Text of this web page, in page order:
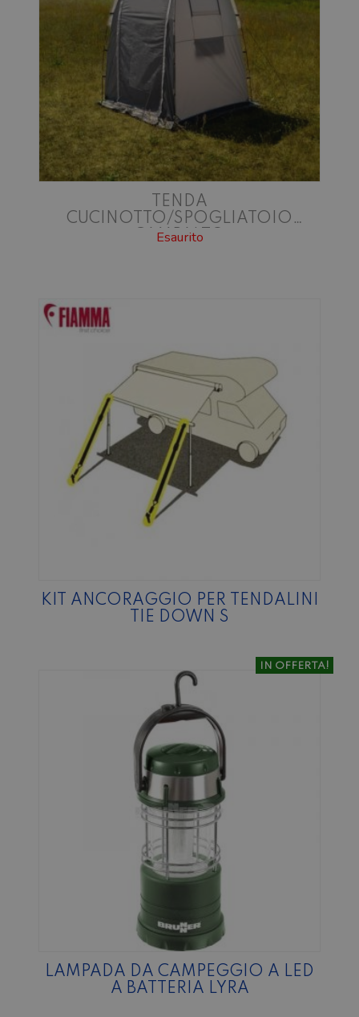
TENDA
CUCINOTTO/SPOGLIATOIO
CAMPALTO
Esaurito
KIT ANCORAGGIO PER TENDALINI
TIE DOWN S
IN OFFERTA!
LAMPADA DA CAMPEGGIO A LED
A BATTERIA LYRA